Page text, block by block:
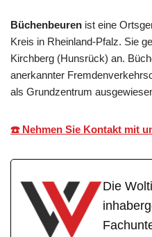
Büchenbeuren ist eine
Kreis in Rheinland-Pfalz. Sie
Kirchberg (Hunsrück) an.
anerkannter
als Grundzentrum
☎️ Nehmen Sie Kontakt mit
Die